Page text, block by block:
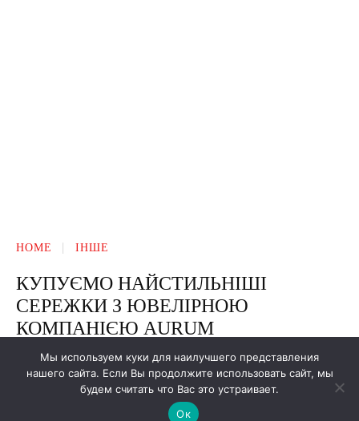
Мы используем куки для наилучшего представления
нашего сайта. Если Вы продолжите использовать сайт, мы
будем считать что Вас это устраивает.
Ок